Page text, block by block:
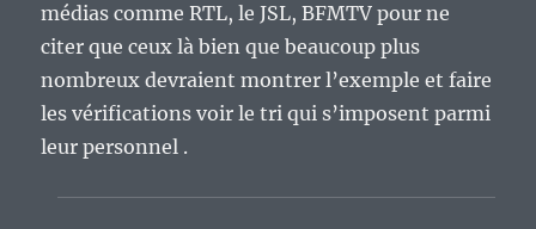
médias comme RTL, le JSL, BFMTV pour ne
citer que ceux là bien que beaucoup plus
nombreux devraient montrer l’exemple et faire
les vérifications voir le tri qui s’imposent parmi
leur personnel .